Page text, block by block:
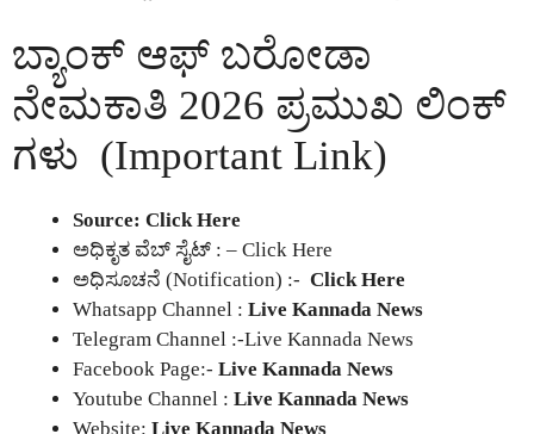
ಬ್ಯಾಂಕ್ ಆಫ್ ಬರೋಡಾ
ನೇಮಕಾತಿ 2026 ಪ್ರಮುಖ ಲಿಂಕ್
ಗಳು (Important Link)
Source: Click Here
ಅಧಿಕೃತ ವೆಬ್ ಸೈಟ್ : – Click Here
ಅಧಿಸೂಚನೆ (Notification) :- Click Here
Whatsapp Channel : Live Kannada News
Telegram Channel :-Live Kannada News
Facebook Page:- Live Kannada News
Youtube Channel : Live Kannada News
Website: Live Kannada News